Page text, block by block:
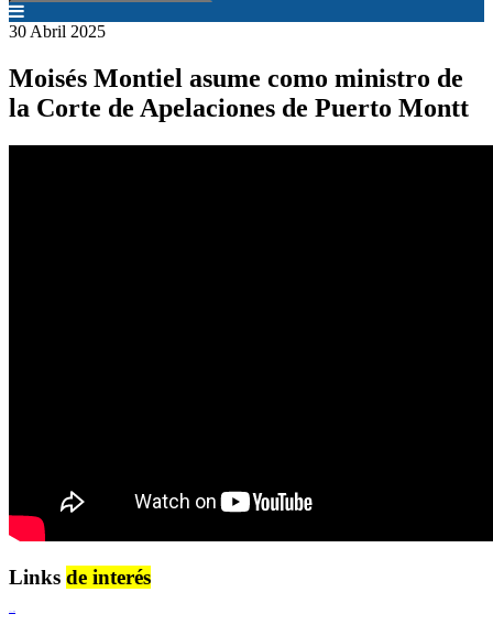
30 Abril 2025
Moisés Montiel asume como ministro de
la Corte de Apelaciones de Puerto Montt
Links de interés